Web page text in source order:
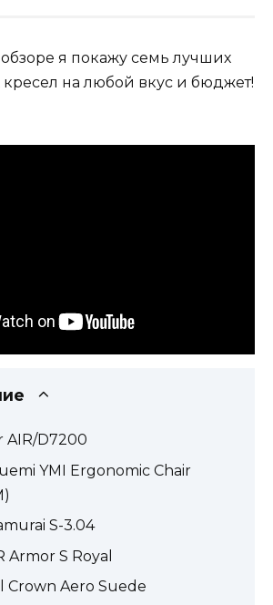
я покажу семь лучших
на любой вкус и бюджет!
AIR/D7200
YMI Ergonomic Chair
S-3.04
Armor S Royal
Crown Aero Suede